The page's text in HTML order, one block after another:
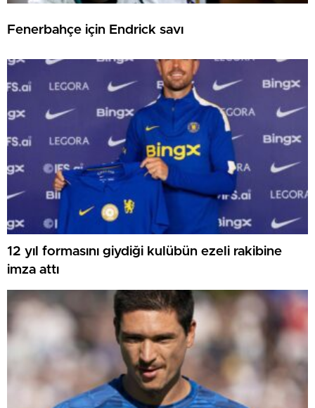
Fenerbahçe için Endrick savı
12 yıl formasını giydiği kulübün ezeli rakibine
imza attı